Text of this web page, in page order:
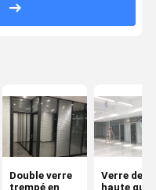
Double verre
trempé en
Verre de
haute